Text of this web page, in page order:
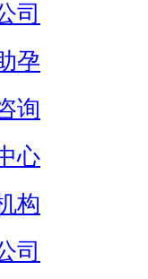
司
孕
询
心
构
司